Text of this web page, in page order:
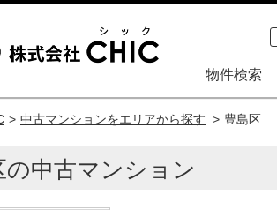
物件検索
中古マンションをエリアから探す 豊島区
の中古マンション